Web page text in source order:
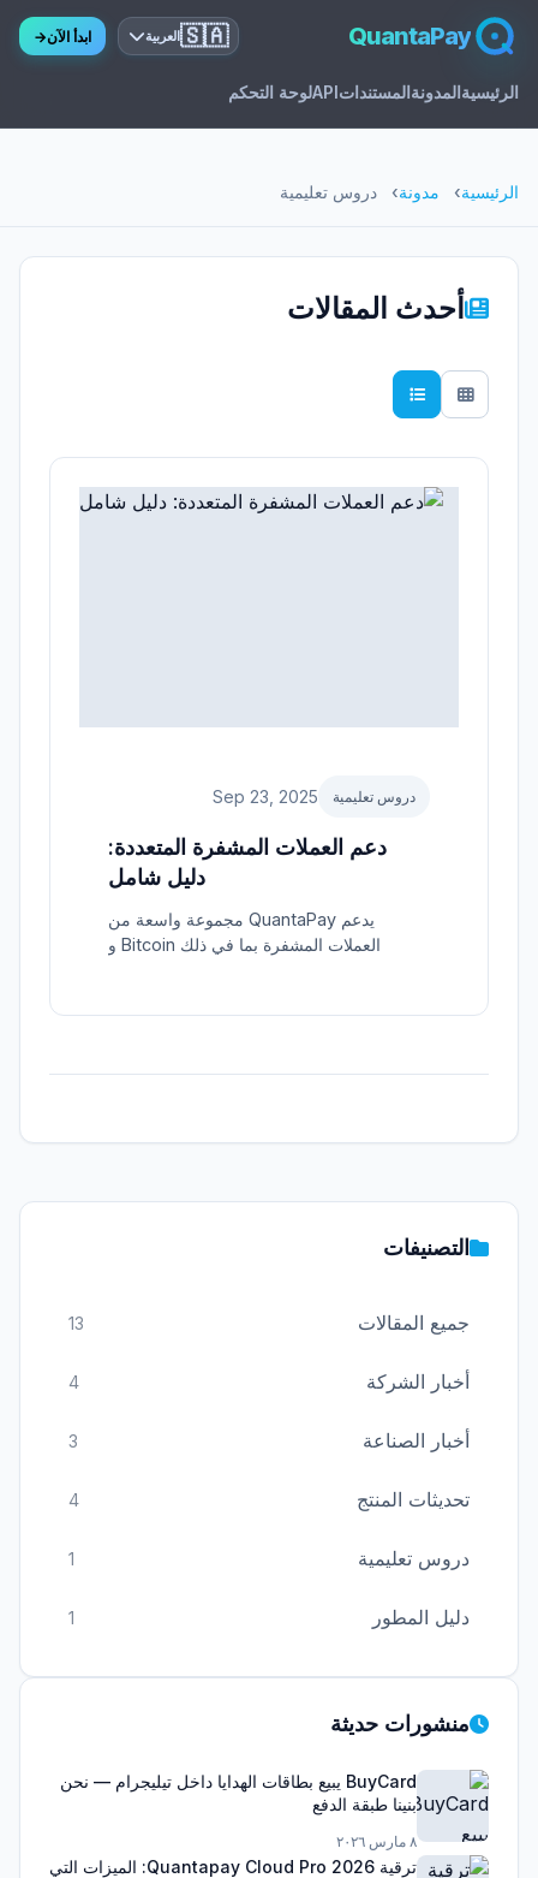
QuantaPay
الرئيسيةالمدونةالمستنداتAPIلوحة التحكم
🇸🇦العربية ابدأ الآن→
الرئيسية مدونة دروس تعليمية
التصنيفات
جميع المقالات 13
أخبار الشركة 4
أخبار الصناعة 3
تحديثات المنتج 4
دروس تعليمية 1
دليل المطور 1
منشورات حديثة
BuyCard يبيع بطاقات الهدايا داخل تيليجرام — نحن
بنينا طبقة الدفع
٨ مارس ٢٠٢٦
ترقية Quantapay Cloud Pro 2026: الميزات التي
أحدث المقالات
دروس تعليمية Sep 23, 2025
دعم العملات المشفرة المتعددة:
دليل شامل
يدعم QuantaPay مجموعة واسعة من
العملات المشفرة بما في ذلك Bitcoin و